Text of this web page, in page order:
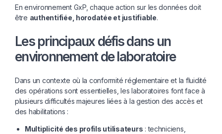
En environnement GxP, chaque action sur les données doit
être authentifiée, horodatée et justifiable.
Les principaux défis dans un
environnement de laboratoire
Dans un contexte où la conformité réglementaire et la fluidité
des opérations sont essentielles, les laboratoires font face à
plusieurs difficultés majeures liées à la gestion des accès et
des habilitations :
Multiplicité des profils utilisateurs : techniciens,